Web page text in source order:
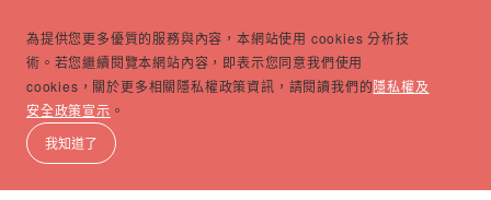
為提供您更多優質的服務與內容，本網站使用 cookies 分析技
術。若您繼續閱覽本網站內容，即表示您同意我們使用
cookies，關於更多相關隱私權政策資訊，請閱讀我們的隱私權及
安全政策宣示 。
我知道了